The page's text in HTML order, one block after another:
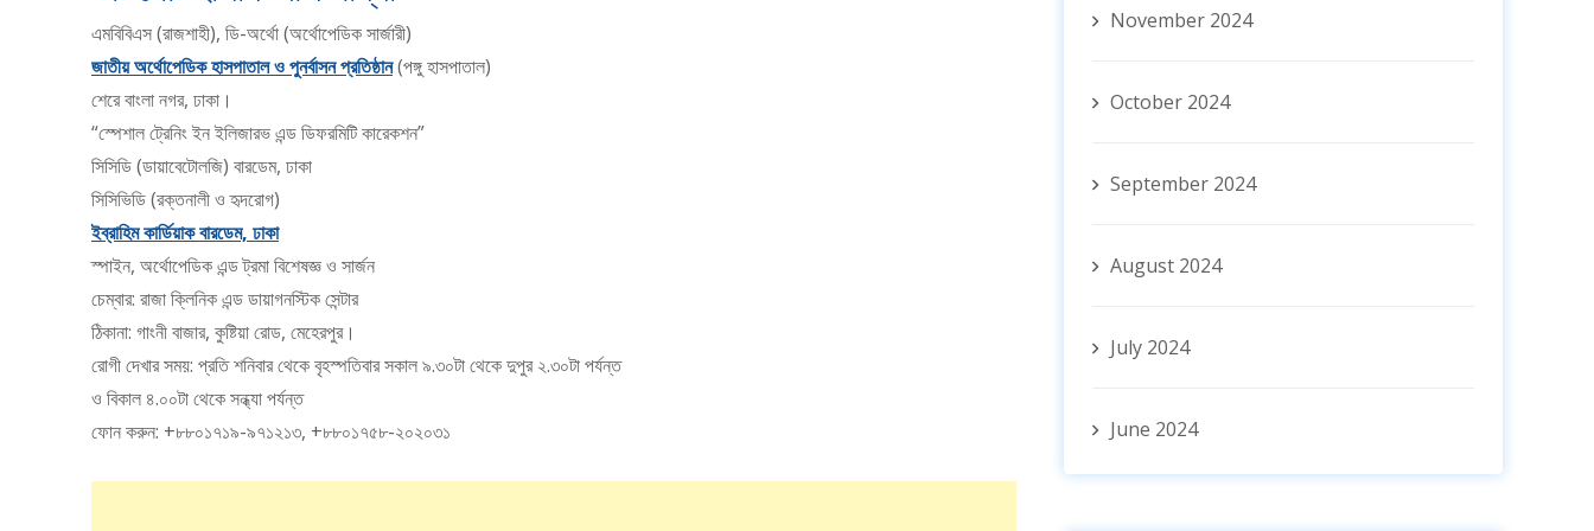
November 2024
October 2024
September 2024
August 2024
July 2024
June 2024
এমবিবিএস (রাজশাহী), ডি-অর্থো (অর্থোপেডিক সার্জারী)
জাতীয় অর্থোপেডিক হাসপাতাল ও পুনর্বাসন প্রতিষ্ঠান(পঙ্গু হাসপাতাল)
শেরে বাংলা নগর, ঢাকা।
“স্পেশাল ট্রেনিং ইন ইলিজারভ এন্ড ডিফরমিটি কারেকশন”
সিসিডি (ডায়াবেটোলজি) বারডেম, ঢাকা
সিসিভিডি (রক্তনালী ও হৃদরোগ)
ইব্রাহিম কার্ডিয়াক বারডেম, ঢাকা
স্পাইন, অর্থোপেডিক এন্ড ট্রমা বিশেষজ্ঞ ও সার্জন
চেম্বার: রাজা ক্লিনিক এন্ড ডায়াগনস্টিক সেন্টার
ঠিকানা: গাংনী বাজার, কুষ্টিয়া রোড, মেহেরপুর।
রোগী দেখার সময়: প্রতি শনিবার থেকে বৃহস্পতিবার সকাল ৯.৩০টা থেকে ‍দুপুর ২.৩০টা পর্যন্ত
ও বিকাল ৪.০০টা থেকে সন্ধ্যা পর্যন্ত
ফোন করুন: +৮৮০১৭১৯-৯৭১২১৩, +৮৮০১৭৫৮-২০২০৩১